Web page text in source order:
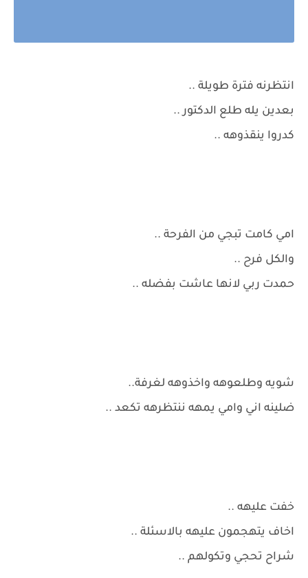
انتظرنه فترة طويلة ..
بعدين يله طلع الدكتور ..
كدروا ينقذوهه ..
امي كامت تبجي من الفرحة ..
والكل فرح ..
حمدت ربي لانها عاشت بفضله ..
شويه وطلعوهه واخذوهه لغرفة..
ضلينه اني وامي يمهه ننتظرهه تكعد ..
خفت عليهه ..
اخاف يتهجمون عليهه بالاسئلة ..
شراح تحجي وتكولهم ..